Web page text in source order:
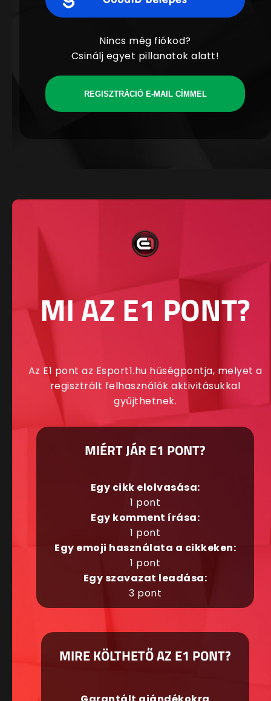
Nincs még fiókod?
Csinálj egyet pillanatok alatt!
REGISZTRÁCIÓ E-MAIL CÍMMEL
MI AZ E1 PONT?
Az E1 pont az Esport1.hu hűségpontja, melyet a
regisztrált felhasználók aktivitásukkal
gyűjthetnek.
MIÉRT JÁR E1 PONT?
Egy cikk elolvasása:
1 pont
Egy komment írása:
1 pont
Egy emoji használata a cikkeken:
1 pont
Egy szavazat leadása:
3 pont
MIRE KÖLTHETŐ AZ E1 PONT?